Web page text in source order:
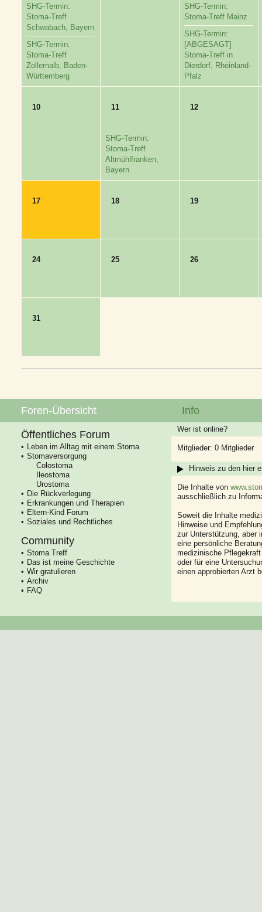
SHG-Termin:
Stoma-Treff
Schwabach, Bayern
SHG-Termin:
Stoma-Treff
Zollernalb, Baden-
Württemberg
SHG-Termin:
Stoma-Treff Mainz
SHG-Termin:
[ABGESAGT]
Stoma-Treff in
Dierdorf, Rheinland-
Pfalz
10 11
SHG-Termin:
Stoma-Treff
Altmühlfranken,
Bayern
12
17 18 19
24 25 26
31
Foren-Übersicht
Öffentliches Forum
Leben im Alltag mit einem Stoma
Stomaversorgung
Colostoma
Ileostoma
Urostoma
Die Rückverlegung
Erkrankungen und Therapien
Eltern-Kind Forum
Soziales und Rechtliches
Community
Stoma Treff
Das ist meine Geschichte
Wir gratulieren
Archiv
FAQ
Info
Wer ist online?
Mitglieder: 0 Mitglieder
Hinweis zu den hier
Die Inhalte von
ausschließlich zu
Soweit die Inhalte
Hinweise und
zur Unterstützung, aber
eine persönliche
medizinische
oder für eine
einen approbierten Arzt